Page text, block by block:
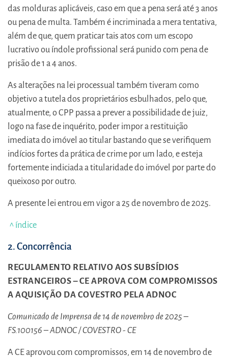
das molduras aplicáveis, caso em que a pena será até 3 anos
ou pena de multa. Também é incriminada a mera tentativa,
além de que, quem praticar tais atos com um escopo
lucrativo ou índole profissional será punido com pena de
prisão de 1 a 4 anos.
As alterações na lei processual também tiveram como
objetivo a tutela dos proprietários esbulhados, pelo que,
atualmente, o CPP passa a prever a possibilidade de juiz,
logo na fase de inquérito, poder impor a restituição
imediata do imóvel ao titular bastando que se verifiquem
indícios fortes da prática de crime por um lado, e esteja
fortemente indiciada a titularidade do imóvel por parte do
queixoso por outro.
A presente lei entrou em vigor a 25 de novembro de 2025.
^ índice
2. Concorrência
REGULAMENTO RELATIVO AOS SUBSÍDIOS
ESTRANGEIROS – CE APROVA COM COMPROMISSOS
A AQUISIÇÃO DA COVESTRO PELA ADNOC
Comunicado de Imprensa de 14 de novembro de 2025 –
FS.100156 – ADNOC / COVESTRO - CE
A CE aprovou com compromissos, em 14 de novembro de